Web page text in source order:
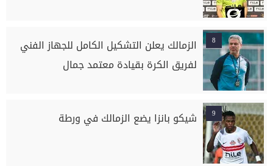
8
الزمالك يعلن التشكيل الكامل للجهاز الفني
لفريق الكرة بقيادة معتمد جمال
9 شيكو بانزا يضع الزمالك في ورطة